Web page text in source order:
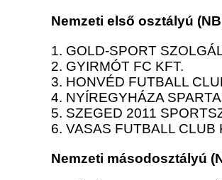
Nemzeti első osztályú
1. GOLD-SPORT
2. GYIRMÓT FC KFT.
3. HONVÉD FUTBALL
4. NYÍREGYHÁZA
5. SZEGED 2011
6. VASAS FUTBALL CLUB
Nemzeti másodosztályú